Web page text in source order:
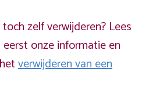
zelf verwijderen? Lees
onze informatie en
verwijderen van een